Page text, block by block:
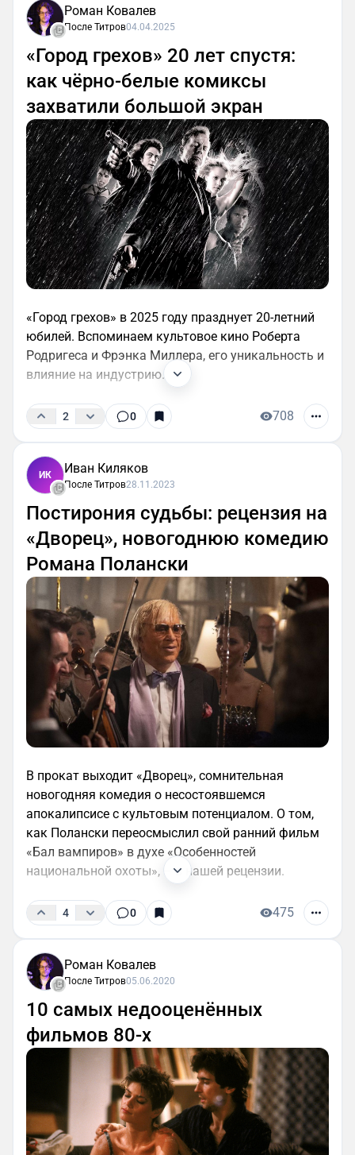
Роман Ковалев
После Титров04.04.2025
«Город грехов» 20 лет спустя:
как чёрно-белые комиксы
захватили большой экран
«Город грехов» в 2025 году празднует 20-летний
юбилей. Вспоминаем культовое кино Роберта
Родригеса и Фрэнка Миллера, его уникальность и
влияние на индустрию.
2 0 708
ИК Иван Киляков
После Титров28.11.2023
Постирония судьбы: рецензия на
«Дворец», новогоднюю комедию
Романа Полански
В прокат выходит «Дворец», сомнительная
новогодняя комедия о несостоявшемся
апокалипсисе с культовым потенциалом. О том,
как Полански переосмыслил свой ранний фильм
«Бал вампиров» в духе «Особенностей
национальной охоты», – в нашей рецензии.
4 0 475
Роман Ковалев
После Титров05.06.2020
10 самых недооценённых
фильмов 80-х